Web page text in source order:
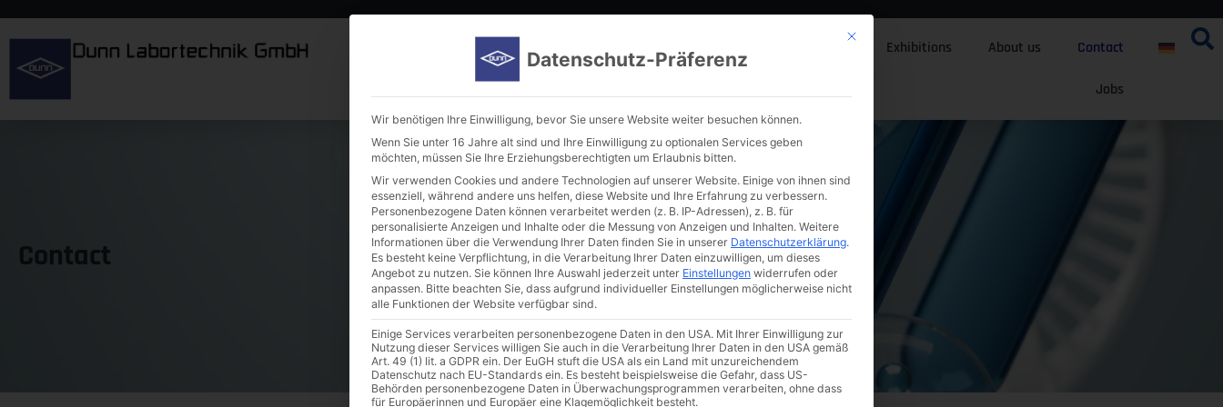
Manufacturer Immunoreagents Exhibitions About us Contact
Jobs
Contact
Mit diesem Button wird der Dialog geschlossen. Seine Funktionalität ist
Datenschutz-Präferenz
Wir benötigen Ihre Einwilligung, bevor Sie unsere Website weiter besuchen können.
Wenn Sie unter 16 Jahre alt sind und Ihre Einwilligung zu optionalen Services geben
möchten, müssen Sie Ihre Erziehungsberechtigten um Erlaubnis bitten.
Wir verwenden Cookies und andere Technologien auf unserer Website. Einige von ihnen sind
essenziell, während andere uns helfen, diese Website und Ihre Erfahrung zu verbessern.
Personenbezogene Daten können verarbeitet werden (z. B. IP-Adressen), z. B. für
personalisierte Anzeigen und Inhalte oder die Messung von Anzeigen und Inhalten. Weitere
Informationen über die Verwendung Ihrer Daten finden Sie in unserer Datenschutzerklärung.
Es besteht keine Verpflichtung, in die Verarbeitung Ihrer Daten einzuwilligen, um dieses
Angebot zu nutzen. Sie können Ihre Auswahl jederzeit unter Einstellungen widerrufen oder
anpassen. Bitte beachten Sie, dass aufgrund individueller Einstellungen möglicherweise nicht
alle Funktionen der Website verfügbar sind.
Einige Services verarbeiten personenbezogene Daten in den USA. Mit Ihrer Einwilligung zur
Nutzung dieser Services willigen Sie auch in die Verarbeitung Ihrer Daten in den USA gemäß
Art. 49 (1) lit. a GDPR ein. Der EuGH stuft die USA als ein Land mit unzureichendem
Datenschutz nach EU-Standards ein. Es besteht beispielsweise die Gefahr, dass US-
Behörden personenbezogene Daten in Überwachungsprogrammen verarbeiten, ohne dass
für Europäerinnen und Europäer eine Klagemöglichkeit besteht.